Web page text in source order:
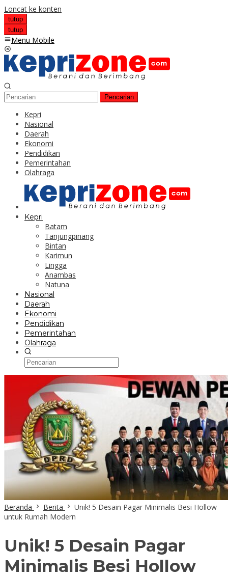
Loncat ke konten
tutup
tutup
Menu Mobile
Pencarian
Kepri
Nasional
Daerah
Ekonomi
Pendidikan
Pemerintahan
Olahraga
Kepri
Batam
Tanjungpinang
Bintan
Karimun
Lingga
Anambas
Natuna
Nasional
Daerah
Ekonomi
Pendidikan
Pemerintahan
Olahraga
Beranda Berita
Unik! 5 Desain Pagar Minimalis Besi Hollow
untuk Rumah Modern
Unik! 5 Desain Pagar
Minimalis Besi Hollow